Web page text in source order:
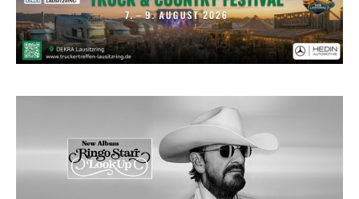
einen weiteren Schatz aus dem Archiv
Danke für Euer Vertrauen: Country.de erreicht
täglich rund 10.000 Leser
Carly Pearce hinterfragt den ständigen
Vergleich mit anderen